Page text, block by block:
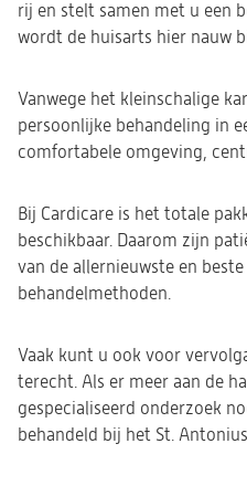
rij en stelt samen met u een
wordt de huisarts hier nauw
Vanwege het kleinschalige
persoonlijke behandeling in
comfortabele omgeving,
Bij Cardicare is het totale
beschikbaar. Daarom zijn
van de allernieuwste en
behandelmethoden.
Vaak kunt u ook voor
terecht. Als er meer aan de
gespecialiseerd onderzoek
behandeld bij het St.